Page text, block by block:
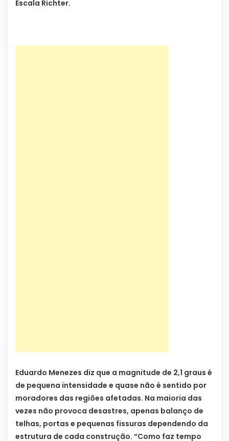
Escala Richter.
Eduardo Menezes diz que a magnitude de 2,1 graus é
de pequena intensidade e quase não é sentido por
moradores das regiões afetadas. Na maioria das
vezes não provoca desastres, apenas balanço de
telhas, portas e pequenas fissuras dependendo da
estrutura de cada construção. “Como faz tempo